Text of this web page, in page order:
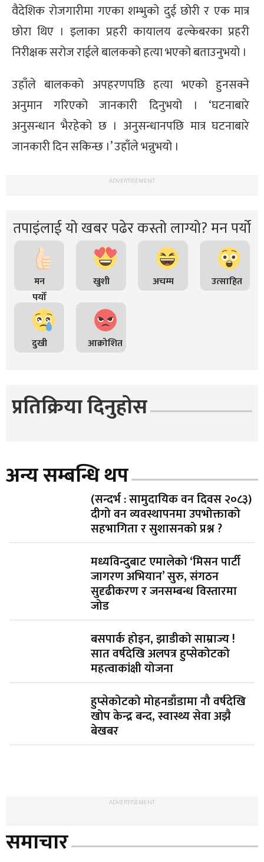
वैदेशिक रोजगारीमा गएका शम्भुको दुई छोरी र एक मात्र
छोरा थिए । इलाका प्रहरी कायालय ढल्केबरका प्रहरी
निरीक्षक सरोज राईले बालकको हत्या भएको बताउनुभयो ।
उहाँले बालकको अपहरणपछि हत्या भएको हुनसक्ने
अनुमान गरिएको जानकारी दिनुभयो । ‘घटनाबारे
अनुसन्धान भैरहेको छ । अनुसन्धानपछि मात्र घटनाबारे
जानकारी दिन सकिन्छ ।’ उहाँले भन्नुभयो ।
ADVERTISEMENT
तपाइंलाई यो खबर पढेर कस्तो लाग्यो? मन पर्यो
मन
पर्यो
खुशी अचम्म उत्साहित
दुखी आक्रोशित
प्रतिक्रिया दिनुहोस
अन्य सम्बन्धि थप
(सन्दर्भ : सामुदायिक वन दिवस २०८३)
दीगो वन व्यवस्थापनमा उपभोक्ताको
सहभागिता र सुशासनको प्रश्न ?
मध्यविन्दुबाट एमालेको ‘मिसन पार्टी
जागरण अभियान’ सुरु, संगठन
सुदृढीकरण र जनसम्बन्ध विस्तारमा
जोड
बसपार्क होइन, झाडीको साम्राज्य !
सात वर्षदेखि अलपत्र हुप्सेकोटको
महत्वाकांक्षी योजना
हुप्सेकोटको मोहनडाँडामा नौ वर्षदेखि
खोप केन्द्र बन्द, स्वास्थ्य सेवा अझै
बेखबर
ADVERTISEMENT
समाचार